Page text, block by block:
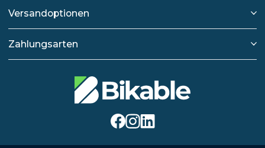
Versandoptionen
Zahlungsarten